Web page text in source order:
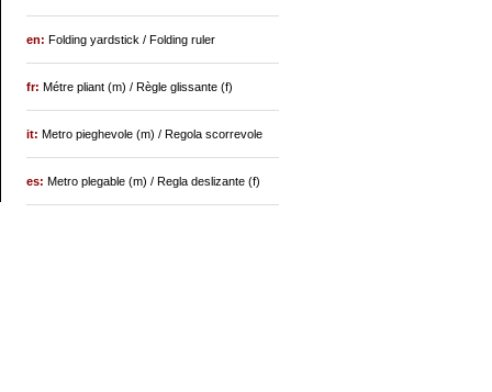
en:Folding yardstick / Folding ruler
fr:Métre pliant (m) / Règle glissante (f)
it:Metro pieghevole (m) / Regola scorrevole
es:Metro plegable (m) / Regla deslizante (f)